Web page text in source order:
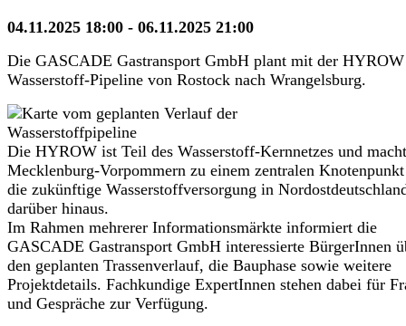
04.11.2025 18:00 - 06.11.2025 21:00
Die GASCADE Gastransport GmbH plant mit der
Wasserstoff-Pipeline von Rostock nach Wrangelsburg.
Die HYROW ist Teil des Wasserstoff-Kernnetzes und macht
Mecklenburg-Vorpommern zu einem zentralen
die zukünftige Wasserstoffversorgung in
darüber hinaus.
Im Rahmen mehrerer Informationsmärkte informiert die
GASCADE Gastransport GmbH interessierte BürgerInnen
den geplanten Trassenverlauf, die Bauphase sowie weitere
Projektdetails. Fachkundige ExpertInnen stehen dabei für
und Gespräche zur Verfügung.